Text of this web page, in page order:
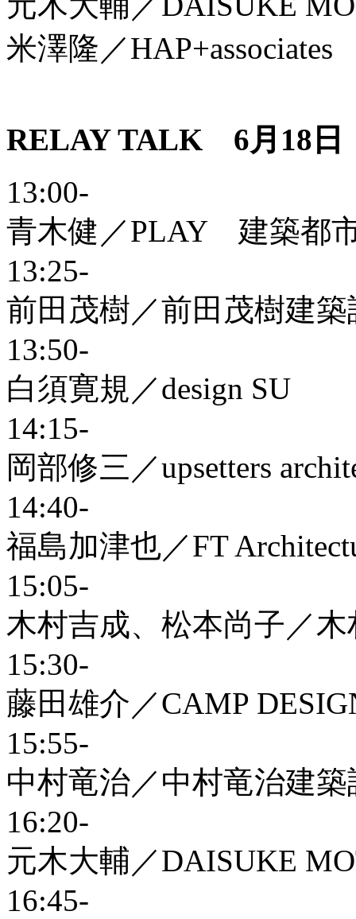
米澤隆／HAP+associates
RELAY TALK 6月18日
13:00-
青木健／PLAY 建築都
13:25-
前田茂樹／前田茂樹建
13:50-
白須寛規／design SU
14:15-
岡部修三／upsetters
14:40-
福島加津也／FT
15:05-
木村吉成、松本尚子／
15:30-
藤田雄介／CAMP
15:55-
中村竜治／中村竜治建
16:20-
元木大輔／DAISUKE
16:45-